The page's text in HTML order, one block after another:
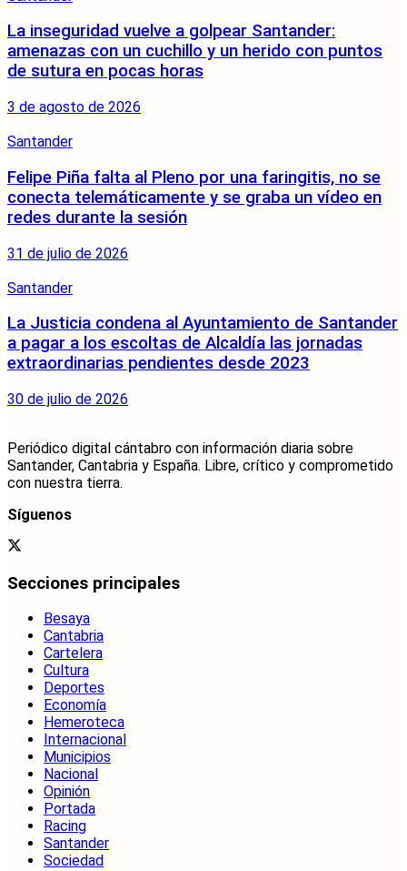
La inseguridad vuelve a golpear Santander:
amenazas con un cuchillo y un herido con puntos
de sutura en pocas horas
3 de agosto de 2026
Santander
Felipe Piña falta al Pleno por una faringitis, no se
conecta telemáticamente y se graba un vídeo en
redes durante la sesión
31 de julio de 2026
Santander
La Justicia condena al Ayuntamiento de Santander
a pagar a los escoltas de Alcaldía las jornadas
extraordinarias pendientes desde 2023
30 de julio de 2026
Periódico digital cántabro con información diaria sobre
Santander, Cantabria y España. Libre, crítico y comprometido
con nuestra tierra.
Síguenos
Secciones principales
Besaya
Cantabria
Cartelera
Cultura
Deportes
Economía
Hemeroteca
Internacional
Municipios
Nacional
Opinión
Portada
Racing
Santander
Sociedad